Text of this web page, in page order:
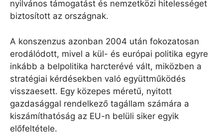
nyilvános támogatást és nemzetközi hitelességet
biztosított az országnak.
A konszenzus azonban 2004 után fokozatosan
erodálódott, mivel a kül- és európai politika egyre
inkább a belpolitika harcterévé vált, miközben a
stratégiai kérdésekben való együttműködés
visszaesett. Egy közepes méretű, nyitott
gazdasággal rendelkező tagállam számára a
kiszámíthatóság az EU-n belüli siker egyik
előfeltétele.